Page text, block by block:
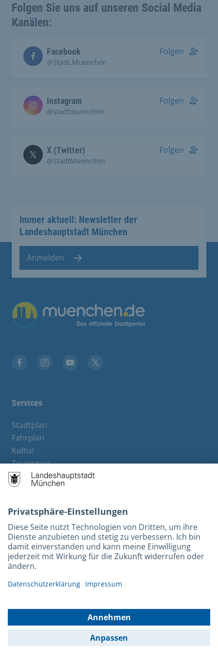
Folgen Sie uns auf unseren Social Media
Kanälen:
Facebook
@Stadt.Muenchen
Folgen
Instagram
@stadtmuenchen
Folgen
X (Twitter)
@StadtMuenchen
Folgen
Immer aktuell: Newsletter der
Landeshauptstadt München
Anmelden
Services
Stadtplan
Fahrplan
Kultur
Tourismus
M-Strom
Bürgerservice
Kontakt
Barrierefreiheit
Leichte Sprache
Gebärdensprache
Kontakt